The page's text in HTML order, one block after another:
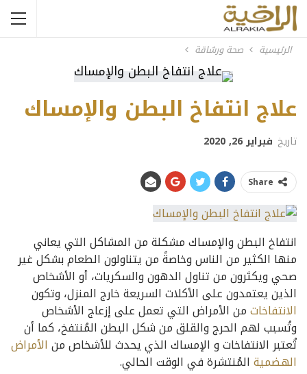
الرئيسية صحة ورشاقة
علاج انتفاخ البطن والإمساك
تاريخ فبراير 26, 2020
Share
انتفاخ البطن والإمساك مشكلة من المشاكل التي يعاني
منها الكثير من الناس وخاصةً من يتناولون الطعام بشكل غير
صحي ويكثرون من تناول الدهون والسكريات، أو الأشخاص
الذين يعتمدون على الأكلات السريعة خارج المنزل، وتكون
الانتفاخاتمن الأمراض التي تعمل على إزعاج الأشخاص
وتُسبب لهم الحرج والقلق من شكل البطن المُنتفخ، كما أن
تُعتبر الانتفاخات و الإمساك الذي يحدث للأشخاص من الأمراض
الهضميةالمُنتشرة في الوقت الحالي.